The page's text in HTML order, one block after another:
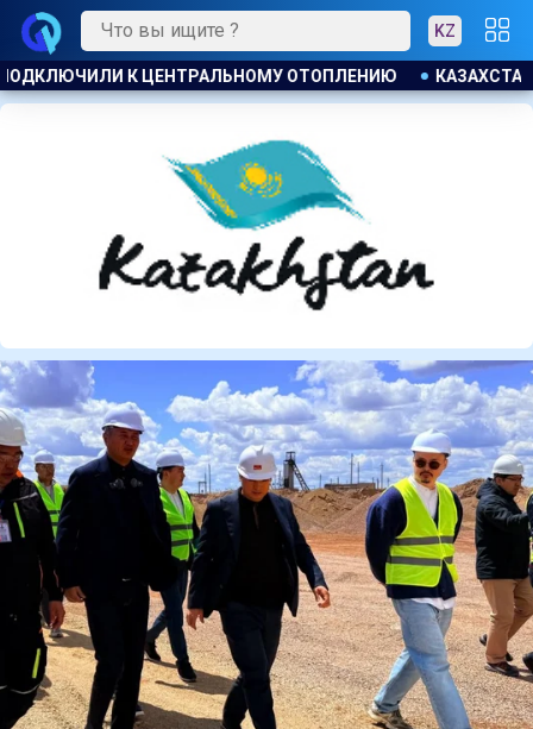
KZ
КАЗАХСТАНСКИЕ ТАЕКВОНДИСТЫ ЗАВОЕВАЛИ ЧЕТЫРЕ